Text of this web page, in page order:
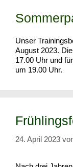
Unser
August 2023.
17.00 Uhr und
um 19.00 Uhr.
24. April 2023